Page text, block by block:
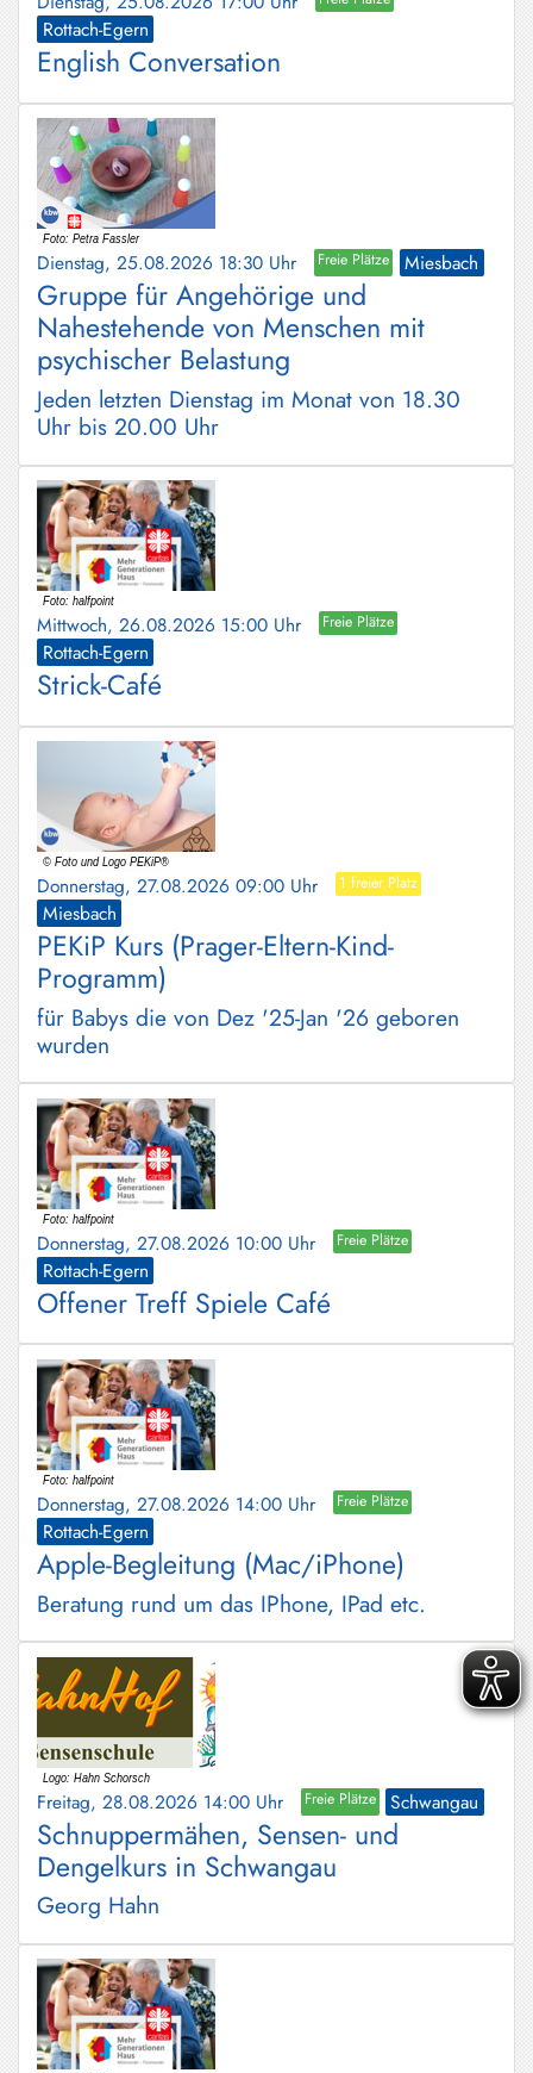
Rottach-Egern
English Conversation
Dienstag, 25.08.2026 18:30 Uhr Freie Plätze Miesbach
Gruppe für Angehörige und
Nahestehende von Menschen mit
psychischer Belastung
Jeden letzten Dienstag im Monat von 18.30
Uhr bis 20.00 Uhr
Mittwoch, 26.08.2026 15:00 Uhr Freie Plätze
Rottach-Egern
Strick-Café
Donnerstag, 27.08.2026 09:00 Uhr 1 freier Platz
Miesbach
PEKiP Kurs (Prager-Eltern-Kind-
Programm)
für Babys die von Dez '25-Jan '26 geboren
wurden
Donnerstag, 27.08.2026 10:00 Uhr Freie Plätze
Rottach-Egern
Offener Treff Spiele Café
Donnerstag, 27.08.2026 14:00 Uhr Freie Plätze
Rottach-Egern
Apple-Begleitung (Mac/iPhone)
Beratung rund um das IPhone, IPad etc.
Freitag, 28.08.2026 14:00 Uhr Freie Plätze Schwangau
Schnuppermähen, Sensen- und
Dengelkurs in Schwangau
Georg Hahn